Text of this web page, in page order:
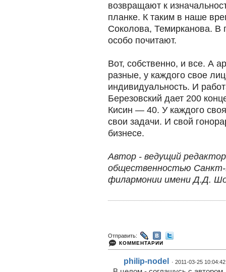
возвращают к
планке. К таким в наше
Соколова, Темирканова. В
особо почитают.
Вот, собственно, и все. А
разные, у каждого свое
индивидуальность. И
Березовский дает 200
Кисин — 40. У каждого
свои задачи. И свой
бизнесе.​
Автор - ведущий
общественностью Санкт-
филармонии имени Д.Д.
Отправить:
КОММЕНТАРИИ
philip-nodel · 2011-03-25 10:04:42